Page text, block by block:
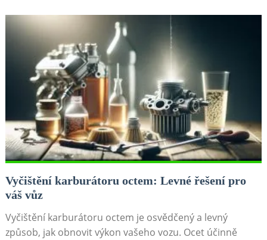
Vyčištění karburátoru octem: Levné řešení pro
váš vůz
Vyčištění karburátoru octem je osvědčený a levný
způsob, jak obnovit výkon vašeho vozu. Ocet účinně